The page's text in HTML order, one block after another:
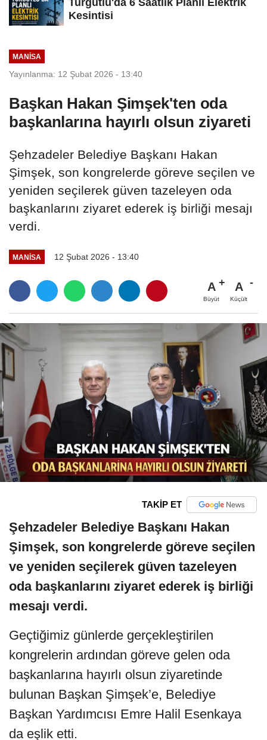
Kesintisi
MANİSA
Yayınlanma: 12 Şubat 2026 - 13:40
Başkan Hakan Şimşek'ten oda
başkanlarına hayırlı olsun ziyareti
Şehzadeler Belediye Başkanı Hakan
Şimşek, son kongrelerde göreve seçilen ve
yeniden seçilerek güven tazeleyen oda
başkanlarını ziyaret ederek iş birliği mesajı
verdi.
MANİSA 12 Şubat 2026 - 13:40
A
Büyüt
A
Küçült
TAKİP ET
Şehzadeler Belediye Başkanı Hakan
Şimşek, son kongrelerde göreve seçilen
ve yeniden seçilerek güven tazeleyen
oda başkanlarını ziyaret ederek iş birliği
mesajı verdi.
Geçtiğimiz günlerde gerçekleştirilen
kongrelerin ardından göreve gelen oda
başkanlarına hayırlı olsun ziyaretinde
bulunan Başkan Şimşek’e, Belediye
Başkan Yardımcısı Emre Halil Esenkaya
da eşlik etti.